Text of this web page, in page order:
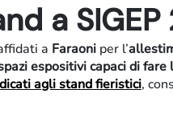
a SIGEP
a Faraoni per l’
espositivi capaci di fare
agli stand fieristici,